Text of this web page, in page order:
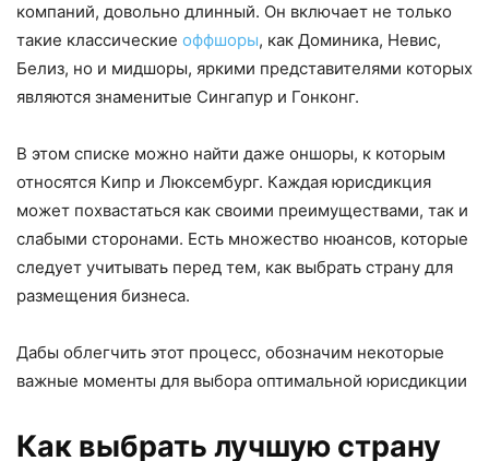
компаний, довольно длинный. Он включает не только
такие классические оффшоры, как Доминика, Невис,
Белиз, но и мидшоры, яркими представителями которых
являются знаменитые Сингапур и Гонконг.
В этом списке можно найти даже оншоры, к которым
относятся Кипр и Люксембург. Каждая юрисдикция
может похвастаться как своими преимуществами, так и
слабыми сторонами. Есть множество нюансов, которые
следует учитывать перед тем, как выбрать страну для
размещения бизнеса.
Дабы облегчить этот процесс, обозначим некоторые
важные моменты для выбора оптимальной юрисдикции
Как выбрать лучшую страну